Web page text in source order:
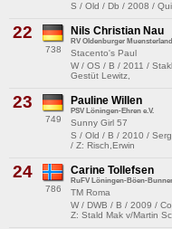
S / Old / Db / 2008 /
22
738
Nils Christian Nau
RV Oldenburger
Stacento's Paul
W / OS / B / 2011 /
Gestüt Lewitz,
23
749
Pauline Willen
PSV Löningen-Ehren e.V.
Sunny Girl 57
S / Old / B / 2010 /
/ Z: Risch,Erwin
24
786
Carine Tollefsen
RuFV Löningen-Böen-Bunnen
TM Roma
W / DWB / B / 2009 /
Z: Stald Mak v/Martin